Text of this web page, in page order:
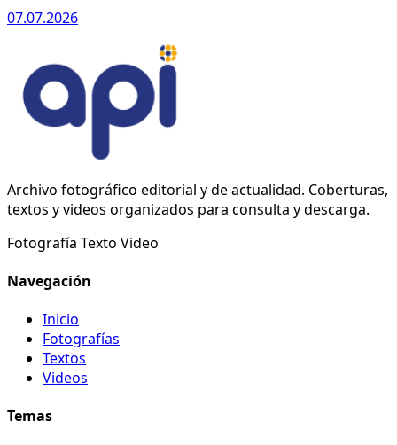
07.07.2026
Archivo fotográfico editorial y de actualidad. Coberturas,
textos y videos organizados para consulta y descarga.
Fotografía Texto Video
Navegación
Inicio
Fotografías
Textos
Videos
Temas